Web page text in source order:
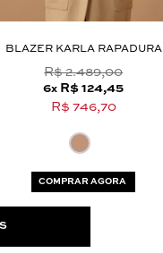
BLAZER KARLA RAPADURA
R$ 2.489,00
6x R$ 124,45
R$ 746,70
COMPRAR AGORA